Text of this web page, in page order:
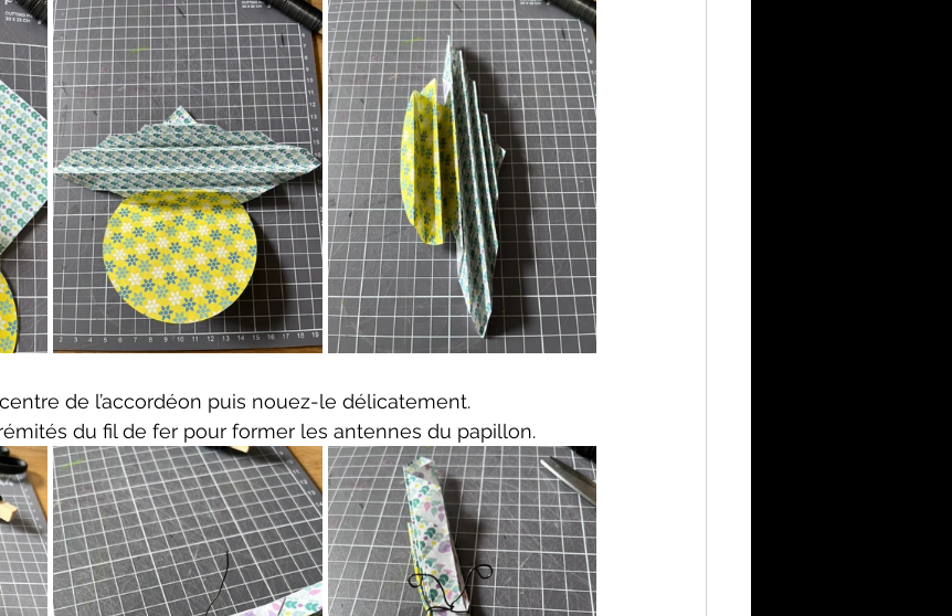
de l’accordéon puis nouez-le délicatement.
du fil de fer pour former les antennes du papillon.